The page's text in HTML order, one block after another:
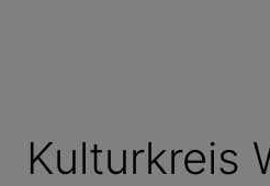
Kulturkreis